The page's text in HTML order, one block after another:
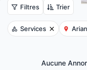
Filtres Trier
Services
Aucune